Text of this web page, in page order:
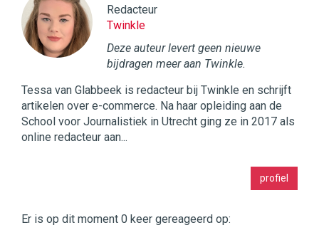
Redacteur
Twinkle
Deze auteur levert geen nieuwe
bijdragen meer aan Twinkle.
Tessa van Glabbeek is redacteur bij Twinkle en schrijft
artikelen over e-commerce. Na haar opleiding aan de
School voor Journalistiek in Utrecht ging ze in 2017 als
online redacteur aan...
profiel
Commerce https://twinklemagazine.nl
Er is op dit moment 0 keer gereageerd op: